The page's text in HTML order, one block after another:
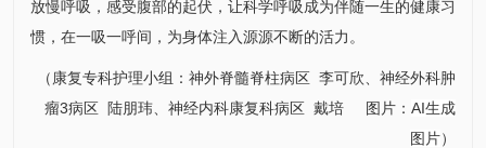
放慢呼吸，感受腹部的起伏，让科学呼吸成为伴随一生的健康习
惯，在一吸一呼间，为身体注入源源不断的活力。
（康复专科护理小组：神外脊髓脊柱病区 李可欣、神经外科肿
瘤3病区 陆朋玮、神经内科康复科病区戴培 图片：AI生成
图片）